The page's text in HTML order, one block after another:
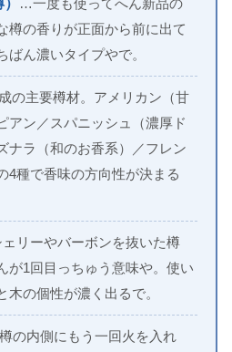
樽の香りが正面から前に出て
ばん濃いタイプやで。
の主要樽材。アメリカン（甘
アン／スパニッシュ（濃厚ド
ナラ（和のお香系）／フレン
4種で香味の方向性が決まる
リーやバーボンを抜いた樽
が1回目っちゅう意味や。使い
の個性が濃く出るで。
の内側にもう一回火を入れ